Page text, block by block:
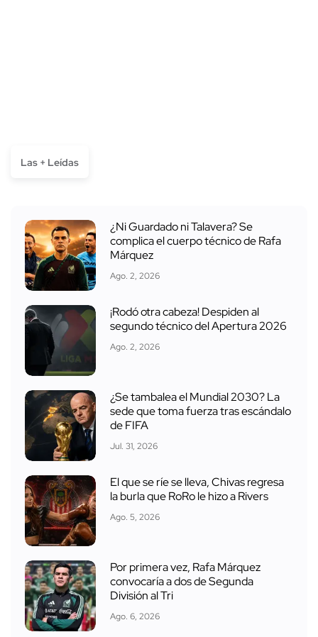
Las + Leídas
¿Ni Guardado ni Talavera? Se
complica el cuerpo técnico de Rafa
Márquez
Ago. 2, 2026
¡Rodó otra cabeza! Despiden al
segundo técnico del Apertura 2026
Ago. 2, 2026
¿Se tambalea el Mundial 2030? La
sede que toma fuerza tras escándalo
de FIFA
Jul. 31, 2026
El que se ríe se lleva, Chivas regresa
la burla que RoRo le hizo a Rivers
Ago. 5, 2026
Por primera vez, Rafa Márquez
convocaría a dos de Segunda
División al Tri
Ago. 6, 2026